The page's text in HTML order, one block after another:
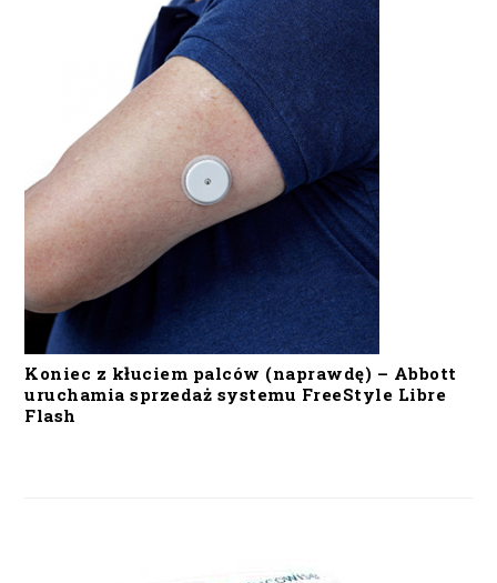
Koniec z kłuciem palców (naprawdę) – Abbott
uruchamia sprzedaż systemu FreeStyle Libre
Flash